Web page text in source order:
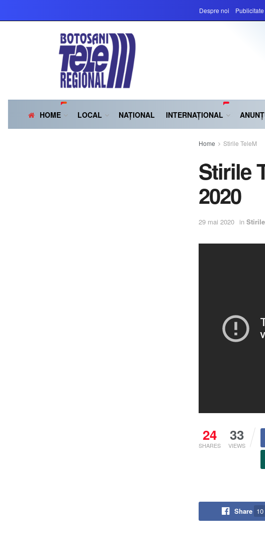
Despre noi Publicitate
HOME LOCAL NAȚIONAL INTERNAȚIONAL
Home Stirile TeleM
Stirile
2020
29 mai 2020 in
24
SHARES
33
VIEWS
Share 10